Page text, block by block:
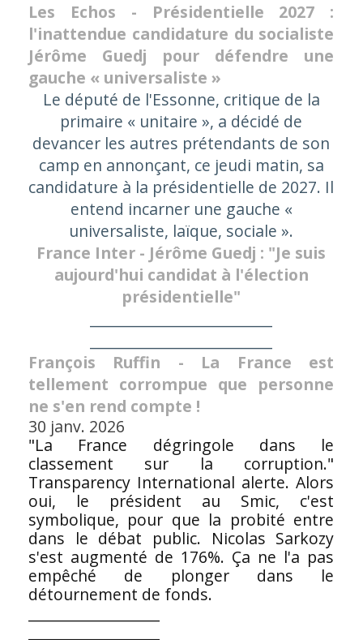
Les Echos - Présidentielle 2027 :
l'inattendue candidature du socialiste
Jérôme Guedj pour défendre une
gauche « universaliste »
Le député de l'Essonne, critique de la
primaire « unitaire », a décidé de
devancer les autres prétendants de son
camp en annonçant, ce jeudi matin, sa
candidature à la présidentielle de 2027. Il
entend incarner une gauche «
universaliste, laïque, sociale ».
France Inter - Jérôme Guedj : "Je suis
aujourd'hui candidat à l'élection
présidentielle"
François Ruffin - La France est
tellement corrompue que personne
ne s'en rend compte !
30 janv. 2026
"La France dégringole dans le
classement sur la corruption."
Transparency International alerte. Alors
oui, le président au Smic, c'est
symbolique, pour que la probité entre
dans le débat public. Nicolas Sarkozy
s'est augmenté de 176%. Ça ne l'a pas
empêché de plonger dans le
détournement de fonds.